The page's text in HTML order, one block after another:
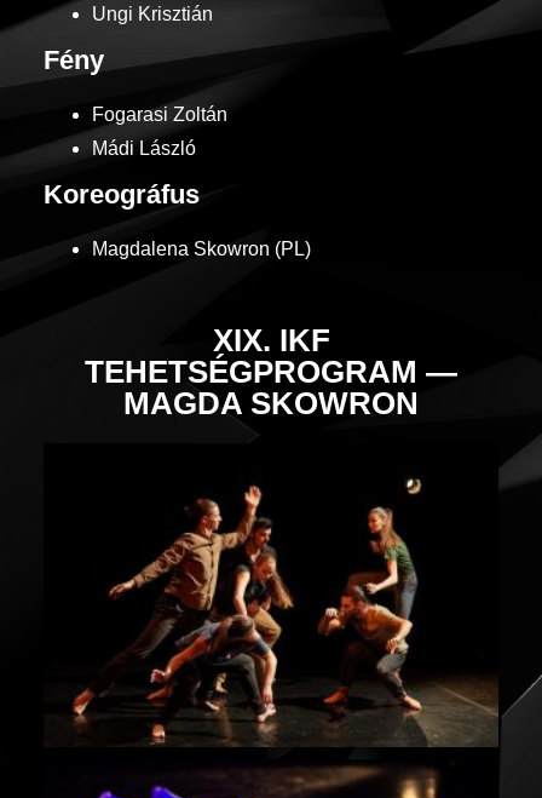
Ungi Krisztián
Fény
Fogarasi Zoltán
Mádi László
Koreográfus
Magdalena Skowron (PL)
XIX. IKF
TEHETSÉGPROGRAM —
MAGDA SKOWRON